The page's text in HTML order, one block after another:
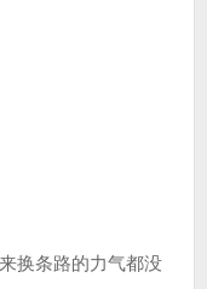
换条路的力气都没